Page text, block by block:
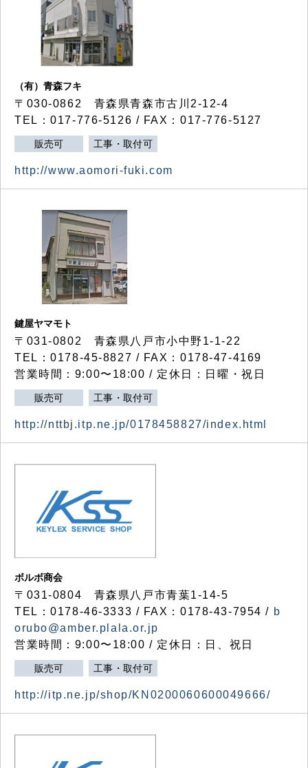
（有）青森フキ
〒030-0862 青森県青森市古川2-12-4
TEL：017-776-5126 / FAX：017-776-5127
販売可 工事・取付可
http://www.aomori-fuki.com
鍵屋ヤマモト
〒031-0802 青森県八戸市小中野1-1-22
TEL：0178-45-8827 / FAX：0178-47-4169
営業時間：9:00〜18:00 / 定休日：日曜・祝日
販売可 工事・取付可
http://nttbj.itp.ne.jp/0178458827/index.html
ボルボ商会
〒031-0804 青森県八戸市青葉1-14-5
TEL：0178-46-3333 / FAX：0178-43-7954 / b
orubo@amber.plala.or.jp
営業時間：9:00〜18:00 / 定休日：日、祝日
販売可 工事・取付可
http://itp.ne.jp/shop/KN0200060600049666/